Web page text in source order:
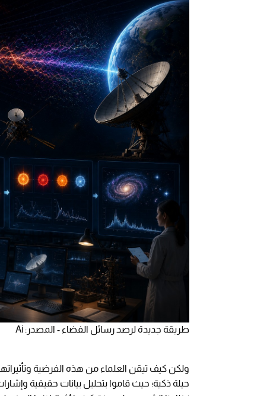
طريقة جديدة لرصد رسائل الفضاء - المصدر: Ai
ولكن كيف تيقن العلماء من هذه الفرضية
حيلة ذكية؛ حيث قاموا بتحليل بيانات حقيقية